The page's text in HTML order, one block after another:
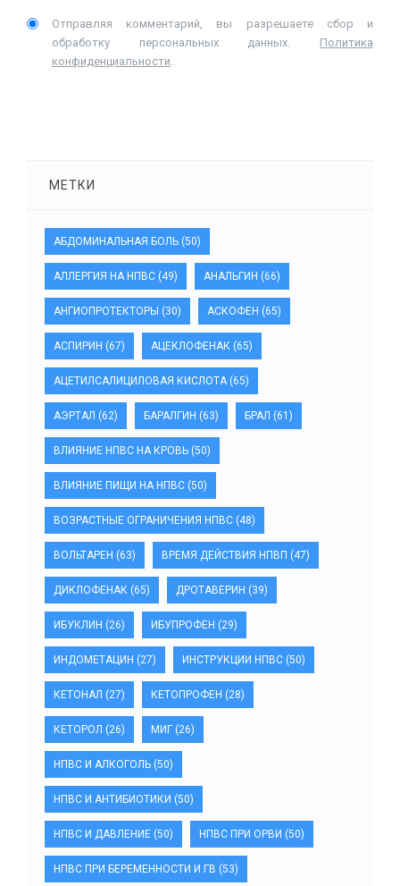
Отправляя комментарий, вы разрешаете сбор и
обработку персональных данных. Политика
конфиденциальности.
МЕТКИ
АБДОМИНАЛЬНАЯ БОЛЬ (50)
АЛЛЕРГИЯ НА НПВС (49) АНАЛЬГИН (66)
АНГИОПРОТЕКТОРЫ (30) АСКОФЕН (65)
АСПИРИН (67) АЦЕКЛОФЕНАК (65)
АЦЕТИЛСАЛИЦИЛОВАЯ КИСЛОТА(65)
АЭРТАЛ (62) БАРАЛГИН (63) БРАЛ (61)
ВЛИЯНИЕ НПВС НА КРОВЬ (50)
ВЛИЯНИЕ ПИЩИ НА НПВС (50)
ВОЗРАСТНЫЕ ОГРАНИЧЕНИЯ НПВС (48)
ВОЛЬТАРЕН (63) ВРЕМЯ ДЕЙСТВИЯ НПВП (47)
ДИКЛОФЕНАК (65) ДРОТАВЕРИН (39)
ИБУКЛИН (26) ИБУПРОФЕН (29)
ИНДОМЕТАЦИН (27) ИНСТРУКЦИИ НПВС (50)
КЕТОНАЛ (27) КЕТОПРОФЕН (28)
КЕТОРОЛ (26) МИГ (26)
НПВС И АЛКОГОЛЬ (50)
НПВС И АНТИБИОТИКИ (50)
НПВС И ДАВЛЕНИЕ (50) НПВС ПРИ ОРВИ (50)
НПВС ПРИ БЕРЕМЕННОСТИ И ГВ (53)